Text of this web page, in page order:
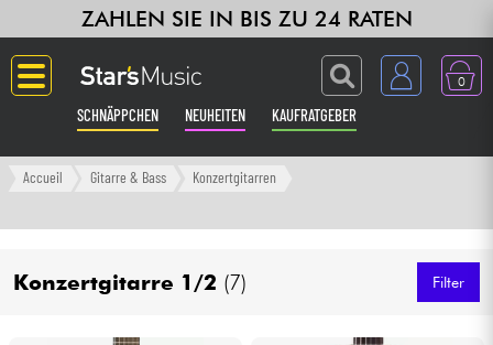
ZAHLEN SIE IN BIS ZU 24 RATEN
0
SCHNÄPPCHEN NEUHEITEN KAUFRATGEBER
Langue
Verstärker & Effekte
Klaviere & Piano
Accueil Gitarre & Bass Konzertgitarren
Konzertgitarre 1/2 (7) Filter